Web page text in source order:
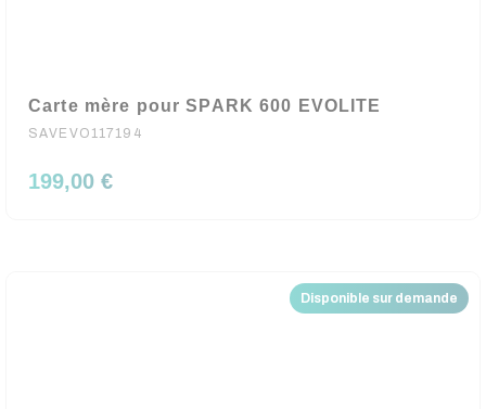
Carte mère pour SPARK 600 EVOLITE
SAVEVO117194
199,00 €
Disponible sur demande